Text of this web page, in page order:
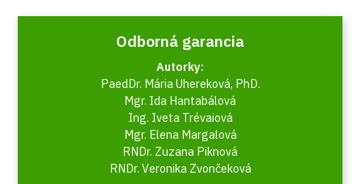
Odborná garancia
Autorky:
PaedDr. Mária Uhereková, PhD.
Mgr. Ida Hantabálová
Ing. Iveta Trévaiová
Mgr. Elena Margalová
RNDr. Zuzana Piknová
RNDr. Veronika Zvončeková